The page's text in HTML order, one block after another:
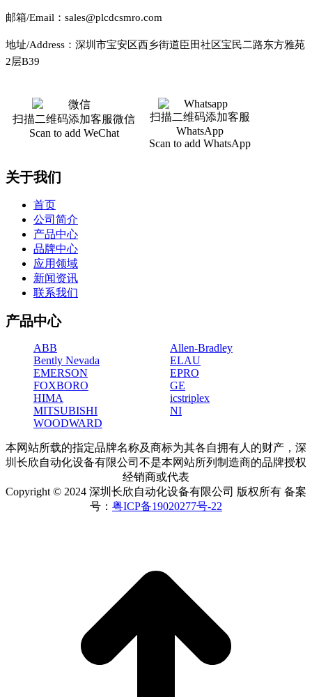
邮箱/Email：sales@plcdcsmro.com
地址/Address：深圳市宝安区西乡街道臣田社区宝民二路东方雅苑
2层B39
扫描二维码添加客服微信
Scan to add WeChat
扫描二维码添加客服
WhatsApp
Scan to add WhatsApp
关于我们
首页
公司简介
产品中心
品牌中心
应用领域
新闻资讯
联系我们
产品中心
ABB
Allen-Bradley
Bently Nevada
ELAU
EMERSON
EPRO
FOXBORO
GE
HIMA
icstriplex
MITSUBISHI
NI
WOODWARD
本网站所载的指定品牌名称及商标为其各自拥有人的财产，深
圳长欣自动化设备有限公司不是本网站所列制造商的品牌授权
经销商或代表
Copyright © 2024 深圳长欣自动化设备有限公司 版权所有 备案
号： 粤ICP备19020277号-22